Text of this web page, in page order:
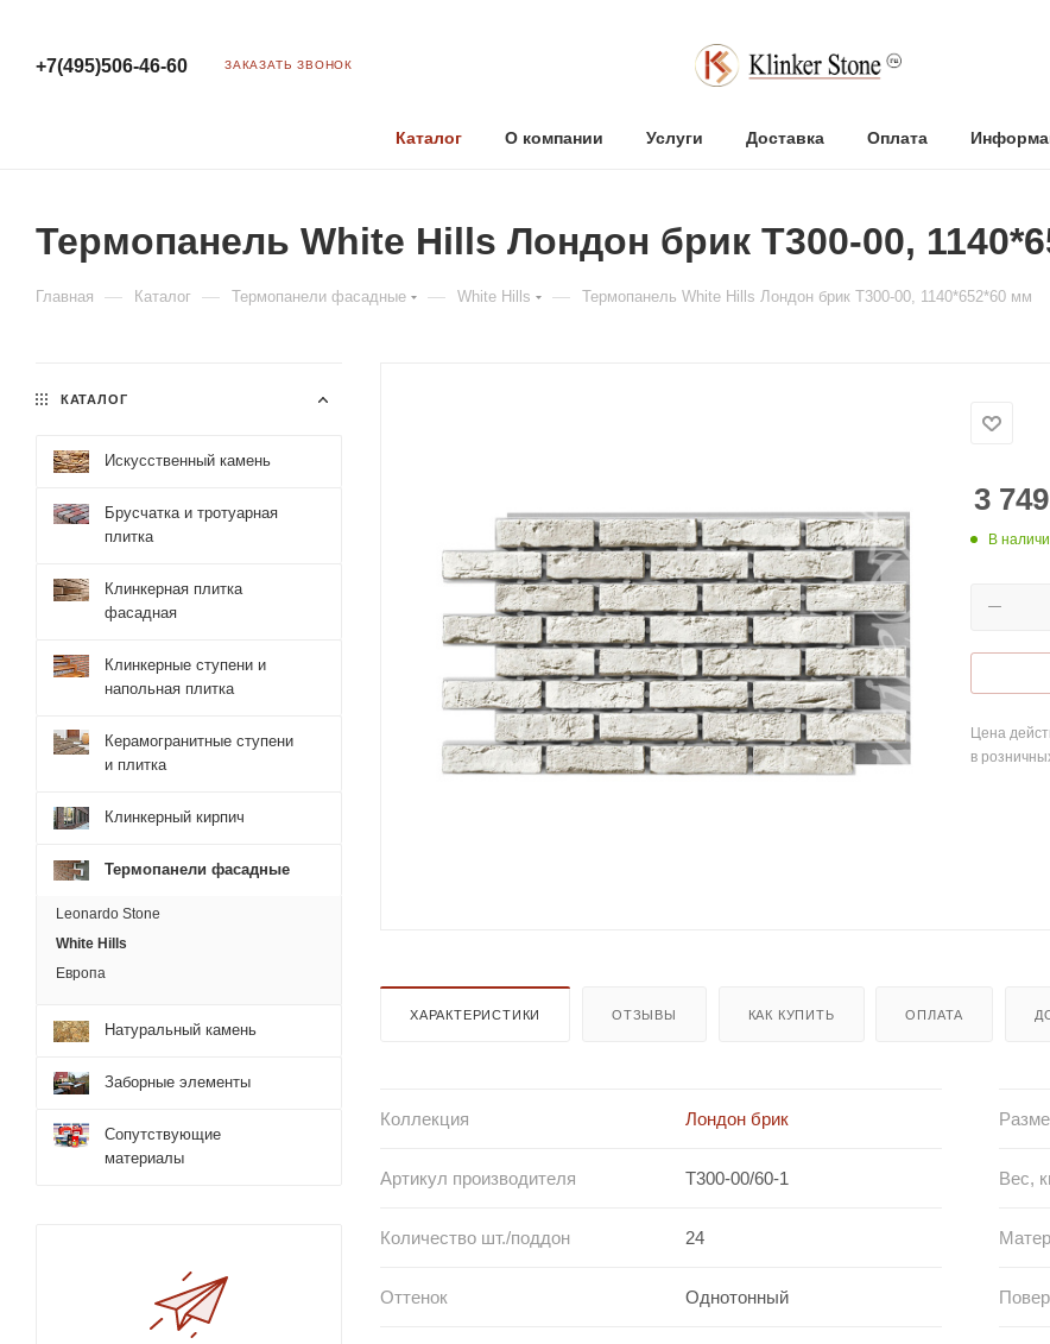
+7(495)506-46-60 ЗАКАЗАТЬ ЗВОНОК
Каталог О компании Услуги Доставка Оплата
Термопанель White Hills Лондон брик T300-00,
Главная — Каталог — Термопанели фасадные — White Hills — Термопанель White Hills Лондон брик T300-00, 1140*652*60 мм
3
В
Цена
в
ХАРАКТЕРИСТИКИ ОТЗЫВЫ КАК КУПИТЬ ОПЛАТА
Коллекция Лондон брик
Артикул производителя T300-00/60-1 Вес,
Количество шт./поддон 24
Оттенок Однотонный
КАТАЛОГ
Искусственный камень
Брусчатка и тротуарная
плитка
Клинкерная плитка
фасадная
Клинкерные ступени и
напольная плитка
Керамогранитные ступени
и плитка
Клинкерный кирпич
Термопанели фасадные
Leonardo Stone
White Hills
Европа
Натуральный камень
Заборные элементы
Сопутствующие
материалы